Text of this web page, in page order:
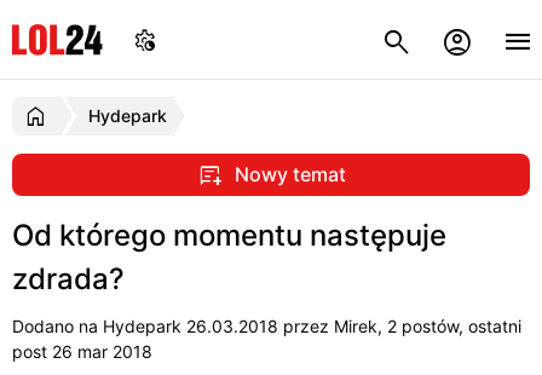
Hydepark
Nowy temat
Od którego momentu następuje
zdrada?
Dodano na Hydepark 26.03.2018 przez Mirek, 2 postów, ostatni
post 26 mar 2018